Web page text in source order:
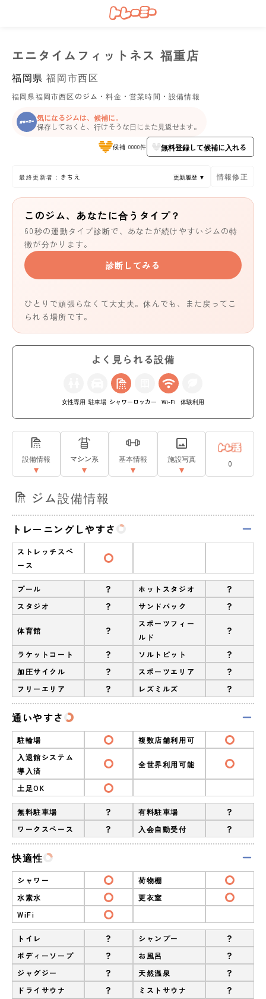
エニタイムフィットネス 福重店
福岡県 福岡市西区
福岡県福岡市西区のジム・料金・営業時間・設備情報
気になるジムは、候補に。
保存しておくと、行けそうな日にまた見返せます。
候補 0000件 無料登録して候補に入れる
最終更新者：きちえ 更新履歴 ▼ 情報修正
このジム、あなたに合うタイプ？
60秒の運動タイプ診断で、あなたが続けやすいジムの特
徴が分かります。
診断してみる
ひとりで頑張らなくて大丈夫。休んでも、また戻ってこ
られる場所です。
よく見られる設備
女性専用 駐車場 シャワー ロッカー Wi-Fi 体験利用
設備情報 マシン系 基本情報 施設写真 0
ジム設備情報
トレーニングしやすさ
ストレッチスペ
ース
プール ? ホットスタジオ ?
スタジオ ? サンドバック ?
体育館 ?
スポーツフィー
ルド
?
ラケットコート ? ソルトピット ?
加圧サイクル ? スポーツエリア ?
フリーエリア ? レズミルズ ?
通いやすさ
駐輪場
複数店舗利用可
入退館システム
導入済
全世界利用可能
土足OK
無料駐車場 ? 有料駐車場 ?
ワークスペース ? 入会自動受付 ?
快適性
シャワー
荷物棚
水素水
更衣室
WiFi
トイレ ? シャンプー ?
ボディーソープ ? お風呂 ?
ジャグジー ? 天然温泉 ?
ドライサウナ ? ミストサウナ ?